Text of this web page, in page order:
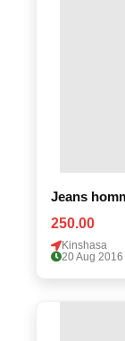
Jeans
250.00
Kinshasa
20 Aug 2016